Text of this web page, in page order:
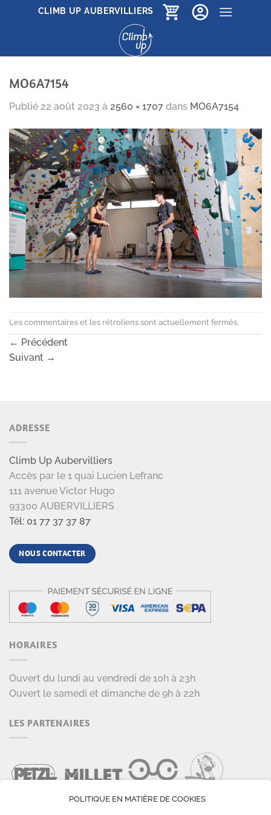
CLIMB UP AUBERVILLIERS
MO6A7154
Publié 22 août 2023 à 2560 × 1707 dans MO6A7154
Les commentaires et les rétroliens sont actuellement fermés.
← Précédent
Suivant →
ADRESSE
Climb Up Aubervilliers
Accès par le 1 quai Lucien Lefranc
111 avenue Victor Hugo
93300 AUBERVILLIERS
Tél: 01 77 37 37 87
NOUS CONTACTER
HORAIRES
Ouvert du lundi au vendredi de 10h à 23h
Ouvert le samedi et dimanche de 9h à 22h
LES PARTENAIRES
POLITIQUE EN MATIÈRE DE COOKIES